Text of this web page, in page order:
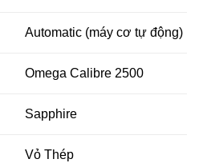
Automatic (máy cơ tự động)
Omega Calibre 2500
Sapphire
Vỏ Thép